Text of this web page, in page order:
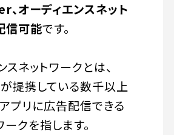
オーディエンスネット
信可能です。
スネットワークとは、
提携している数千以上
プリに広告配信できる
ークを指します。